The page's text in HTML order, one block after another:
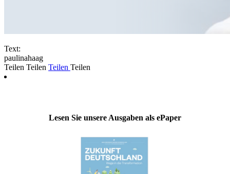
Text:
paulinahaag
Teilen Teilen Teilen Teilen
Lesen Sie unsere Ausgaben als ePaper